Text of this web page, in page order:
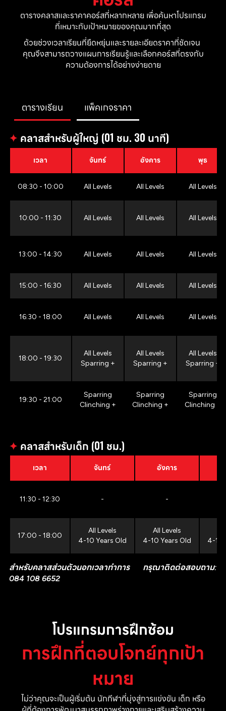
ตารางคลาสและราคาคอร์สที่หลากหลาย เพื่อค้นหาโปรแกรม
ที่เหมาะกับเป้าหมายของคุณมากที่สุด
ด้วยช่วงเวลาเรียนที่ยืดหยุ่นและรายละเอียดราคาที่ชัดเจน
คุณจึงสามารถวางแผนการเรียนรู้และเลือกคอร์สที่ตรงกับ
ความต้องการได้อย่างง่ายดาย
ตารางเรียน แพ็คเกจราคา
✦ คลาสสำหรับผู้ใหญ่ (01 ชม. 30 นาที)
เวลา จันทร์ อังคาร พุธ
08:30 - 10:00 All Levels All Levels All Levels
10:00 - 11:30 All Levels All Levels All Levels
13:00 - 14:30 All Levels All Levels All Levels
15:00 - 16:30 All Levels All Levels All Levels
16:30 - 18:00 All Levels All Levels All Levels
18:00 - 19:30
All Levels
Sparring +
All Levels
Sparring +
All Levels
Sparring +
19:30 - 21:00
Sparring
Clinching +
Sparring
Clinching +
Sparring
Clinching +
✦ คลาสสำหรับเด็ก (01 ชม.)
เวลา จันทร์ อังคาร
11:30 - 12:30 - -
17:00 - 18:00
All Levels
4-10 Years Old
All Levels
4-10 Years Old
4-10
สำหรับคลาสส่วนตัวนอกเวลาทำการ กรุณาติดต่อสอบถาม:
084 108 6652
โปรแกรมการฝึกซ้อม
การฝึกที่ตอบโจทย์ทุกเป้า
หมาย
ไม่ว่าคุณจะเป็นผู้เริ่มต้น นักกีฬาที่มุ่งสู่การแข่งขัน เด็ก หรือ